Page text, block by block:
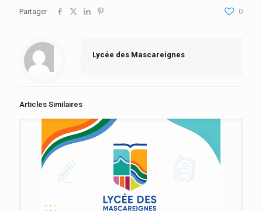
Partager 0
Lycée des Mascareignes
Articles Similaires